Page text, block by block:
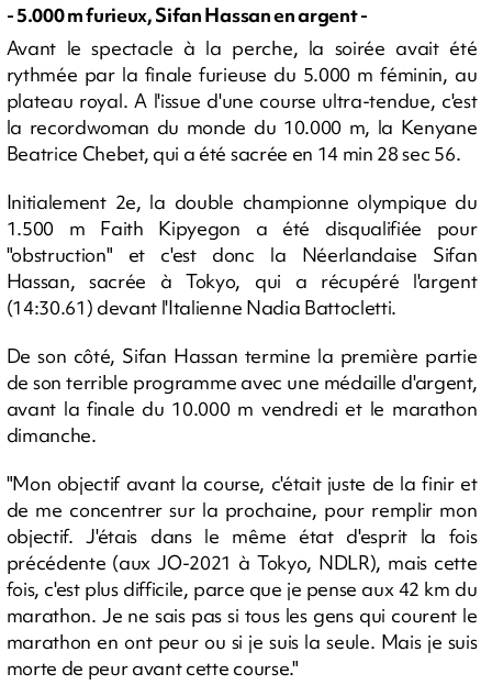
- 5.000 m furieux, Sifan Hassan en argent -
Avant le spectacle à la perche, la soirée avait été
rythmée par la finale furieuse du 5.000 m féminin, au
plateau royal. A l'issue d'une course ultra-tendue, c'est
la recordwoman du monde du 10.000 m, la Kenyane
Beatrice Chebet, qui a été sacrée en 14 min 28 sec 56.
Initialement 2e, la double championne olympique du
1.500 m Faith Kipyegon a été disqualifiée pour
"obstruction" et c'est donc la Néerlandaise Sifan
Hassan, sacrée à Tokyo, qui a récupéré l'argent
(14:30.61) devant l'Italienne Nadia Battocletti.
De son côté, Sifan Hassan termine la première partie
de son terrible programme avec une médaille d'argent,
avant la finale du 10.000 m vendredi et le marathon
dimanche.
"Mon objectif avant la course, c'était juste de la finir et
de me concentrer sur la prochaine, pour remplir mon
objectif. J'étais dans le même état d'esprit la fois
précédente (aux JO-2021 à Tokyo, NDLR), mais cette
fois, c'est plus difficile, parce que je pense aux 42 km du
marathon. Je ne sais pas si tous les gens qui courent le
marathon en ont peur ou si je suis la seule. Mais je suis
morte de peur avant cette course."